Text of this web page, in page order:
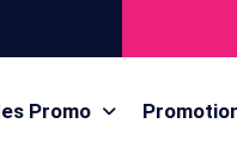
Promo